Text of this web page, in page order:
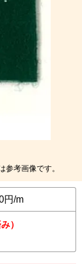
考画像です。
円/m
）